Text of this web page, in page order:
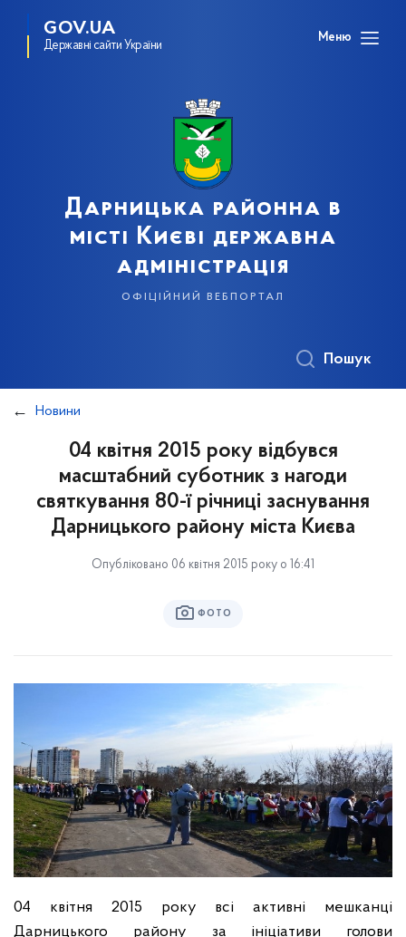
GOV.UA
Державні сайти України
Меню
Дарницька районна в
місті Києві державна
адміністрація
офіційний вебпортал
Пошук
Новини
04 квітня 2015 року відбувся
масштабний суботник з нагоди
святкування 80-ї річниці заснування
Дарницького району міста Києва
Опубліковано 06 квітня 2015 року о 16:41
ФОТО
04 квітня 2015 року всі активні мешканці
Дарницького району за ініціативи голови